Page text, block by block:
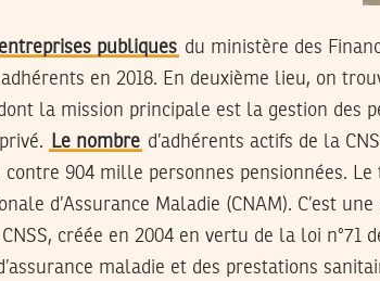
publiques du ministère des
en 2018. En deuxième lieu, on
la mission principale est la gestion des
Le nombre d’adhérents actifs de la
904 mille personnes pensionnées.
d’Assurance Maladie (CNAM). C’est
créée en 2004 en vertu de la loi n°71
maladie et des prestations